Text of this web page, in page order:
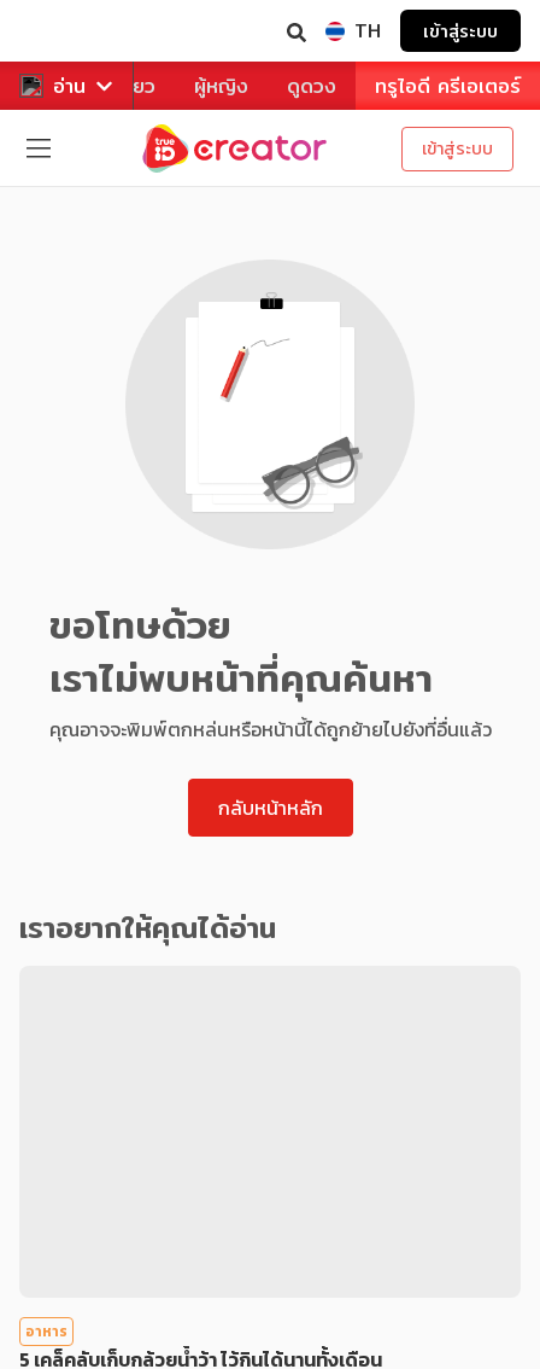
TH เข้าสู่ระบบ
อ่าน
หาร ท่องเที่ยว ผู้หญิง ดูดวง ทรูไอดี ครีเอเตอร์
เข้าสู่ระบบ
ขอโทษด้วย
เราไม่พบหน้าที่คุณค้นหา
คุณอาจจะพิมพ์ตกหล่นหรือหน้านี้ได้ถูกย้ายไปยังที่อื่นแล้ว
กลับหน้าหลัก
เราอยากให้คุณได้อ่าน
อาหาร
5 เคล็คลับเก็บกล้วยน้ำว้า ไว้กินได้นานทั้งเดือน